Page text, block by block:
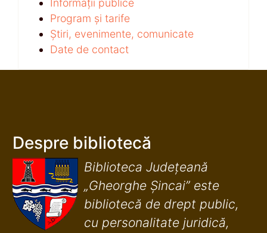
Informații publice
Program și tarife
Știri, evenimente, comunicate
Date de contact
Despre bibliotecă
Biblioteca Județeană
„Gheorghe Șincai” este
bibliotecă de drept public,
cu personalitate juridică,